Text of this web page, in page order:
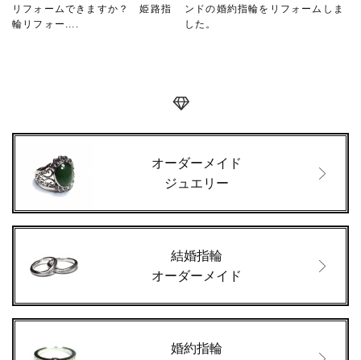
リフォームできますか？ 姫路指
輪リフォー....
ンドの婚約指輪をリフォームしま
した。
オーダーメイド
ジュエリー
結婚指輪
オーダーメイド
婚約指輪